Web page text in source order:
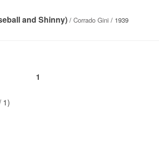
and Shinny) / Corrado Gini / 1939
1
1)